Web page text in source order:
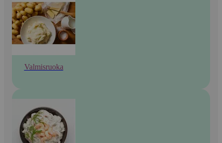
Valmisruoka